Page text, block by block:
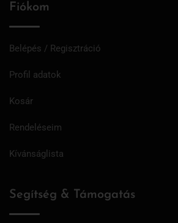
Fiókom
Belépés / Regisztráció
Profil adatok
Kosár
Rendeléseim
Kívánságlista
Segítség & Támogatás